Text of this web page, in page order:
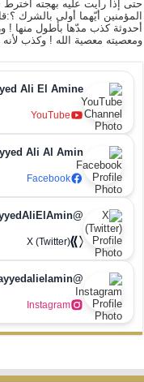
حتى إذا رأيت عليه بهجته
المؤمنين أيّهما أولى بالشرك
أحدوثة كذب مدّها بأطول منها !
ومعصيته معصية الله ! وكذب
Ali El Amine
YouTube
Ali Al Amin
Facebook
@SayyedAliElAmin
X (Twitter)
@sayyedalielamin
Instagram